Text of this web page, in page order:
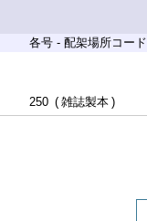
各号 - 配架場所コード
250 雑誌製本